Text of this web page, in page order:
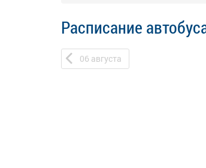
Расписание
06 августа